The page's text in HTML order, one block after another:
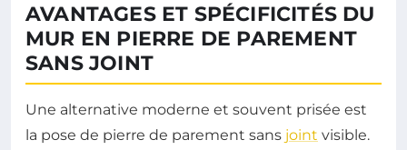
AVANTAGES ET SPÉCIFICITÉS DU
MUR EN PIERRE DE PAREMENT
SANS JOINT
Une alternative moderne et souvent prisée est
la pose de pierre de parement sans joint visible.